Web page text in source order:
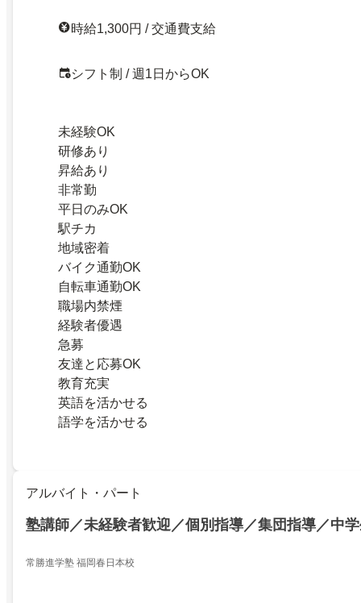
時給1,300円 / 交通費支給
シフト制 / 週1日からOK
未経験OK
研修あり
昇給あり
非常勤
平日のみOK
駅チカ
地域密着
バイク通勤OK
自転車通勤OK
職場内禁煙
経験者優遇
急募
友達と応募OK
教育充実
英語を活かせる
語学を活かせる
アルバイト・パート
塾講師／未経験者歓迎／個別指導／集団指導／中
常勝進学塾 福岡春日本校